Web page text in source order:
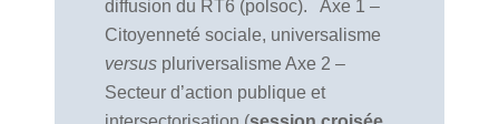
diffusion du RT6 (polsoc). Axe 1 –
Citoyenneté sociale, universalisme
versus pluriversalisme Axe 2 –
Secteur d’action publique et